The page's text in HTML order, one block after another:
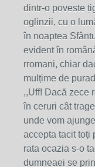
dintr-o poveste
oglinzii, cu o
în noaptea
evident în
rromani, chiar
mulțime de
,,Uff! Dacă zece
în ceruri cât
unde vom
accepta tacit toți
rata ocazia s-o
dumneaei se